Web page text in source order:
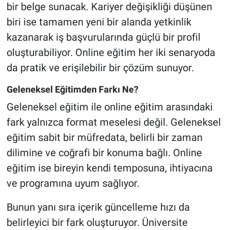
bir belge sunacak. Kariyer değişikliği düşünen
biri ise tamamen yeni bir alanda yetkinlik
kazanarak iş başvurularında güçlü bir profil
oluşturabiliyor. Online eğitim her iki senaryoda
da pratik ve erişilebilir bir çözüm sunuyor.
Geleneksel Eğitimden Farkı Ne?
Geleneksel eğitim ile online eğitim arasındaki
fark yalnızca format meselesi değil. Geleneksel
eğitim sabit bir müfredata, belirli bir zaman
dilimine ve coğrafi bir konuma bağlı. Online
eğitim ise bireyin kendi temposuna, ihtiyacına
ve programına uyum sağlıyor.
Bunun yanı sıra içerik güncelleme hızı da
belirleyici bir fark oluşturuyor. Üniversite